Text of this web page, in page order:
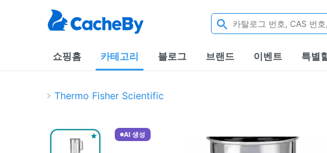
쇼핑홈 카테고리 블로그 브랜드 이벤트 특별
Thermo Fisher Scientific
AI 생성